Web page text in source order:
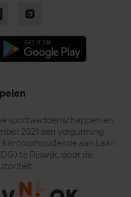
sportweddenschappen en
2021 een vergunning
kantoorhoudende aan Laan
te Rijswijk, door de